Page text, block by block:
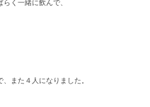
く一緒に飲んで、
また４人になりました。